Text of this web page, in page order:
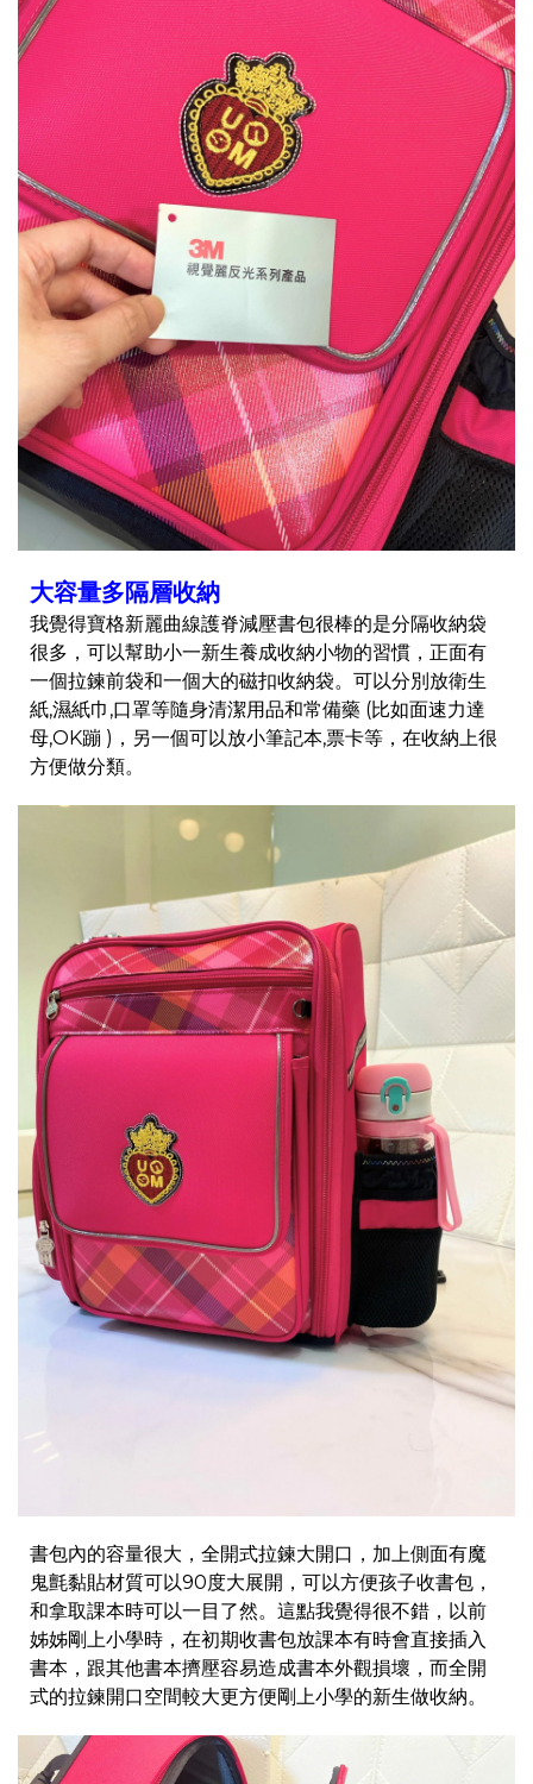
大容量多隔層收納
我覺得寶格新麗曲線護脊減壓書包很棒的是分隔收納袋
很多，可以幫助小一新生養成收納小物的習慣，正面有
一個拉鍊前袋和一個大的磁扣收納袋。可以分別放衛生
紙,濕紙巾,口罩等隨身清潔用品和常備藥 (比如面速力達
母,OK蹦 )，另一個可以放小筆記本,票卡等，在收納上很
方便做分類。
書包內的容量很大，全開式拉鍊大開口，加上側面有魔
鬼氈黏貼材質可以90度大展開，可以方便孩子收書包，
和拿取課本時可以一目了然。這點我覺得很不錯，以前
姊姊剛上小學時，在初期收書包放課本有時會直接插入
書本，跟其他書本擠壓容易造成書本外觀損壞，而全開
式的拉鍊開口空間較大更方便剛上小學的新生做收納。